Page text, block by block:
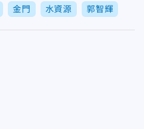
金門 水資源 郭智輝